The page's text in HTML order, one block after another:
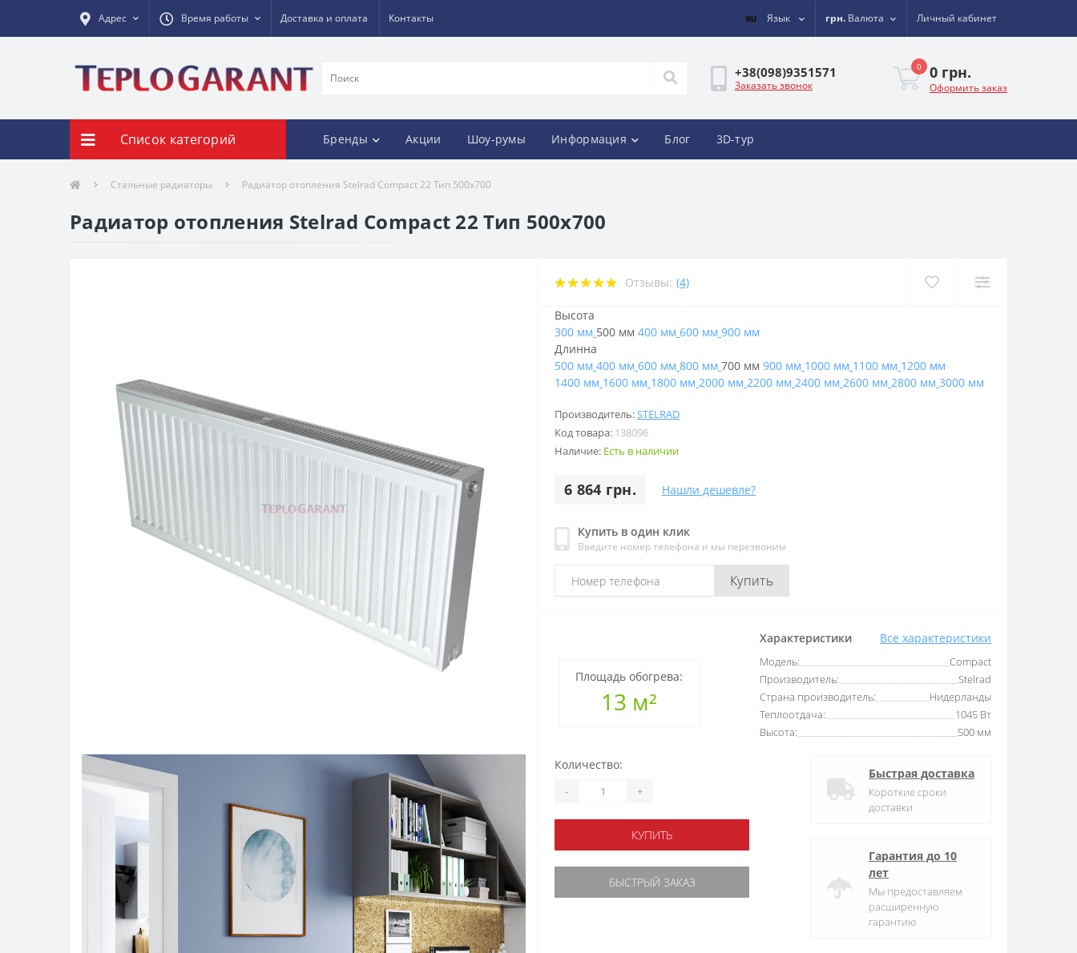
Адрес Время работы Доставка и оплата Контакты Язык грн. Валюта Личный кабинет
+38(098)9351571
Заказать звонок
0 0 грн.
Оформить заказ
Список категорий Бренды Акции Шоу-румы Информация Блог 3D-тур
Стальные радиаторы Радиатор отопления Stelrad Compact 22 Тип 500х700
Радиатор отопления Stelrad Compact 22 Тип 500х700
Отзывы: (4)
Производитель:STELRAD
Код товара: 138096
Наличие: Есть в наличии
6 864 грн. Нашли дешевле?
Купить в один клик
Введите номер телефона и мы перезвоним
Купить
Площадь обогрева:
13 м²
Характеристики Все характеристики
Модель:
Compact
Производитель:
Stelrad
Страна производитель:
Нидерланды
Теплоотдача:
1045 Вт
Высота:
500 мм
Высота
300 мм 500 мм 400 мм 600 мм 900 мм
Длинна
500 мм 400 мм 600 мм 800 мм 700 мм 900 мм 1000 мм 1100 мм 1200 мм
1400 мм 1600 мм 1800 мм 2000 мм 2200 мм 2400 мм 2600 мм 2800 мм 3000 мм
Количество:
- +
КУПИТЬ
БЫСТРЫЙ ЗАКАЗ
Быстрая доставка
Короткие сроки
доставки
Гарантия до 10
лет
Мы предоставляем
расширенную
гарантию